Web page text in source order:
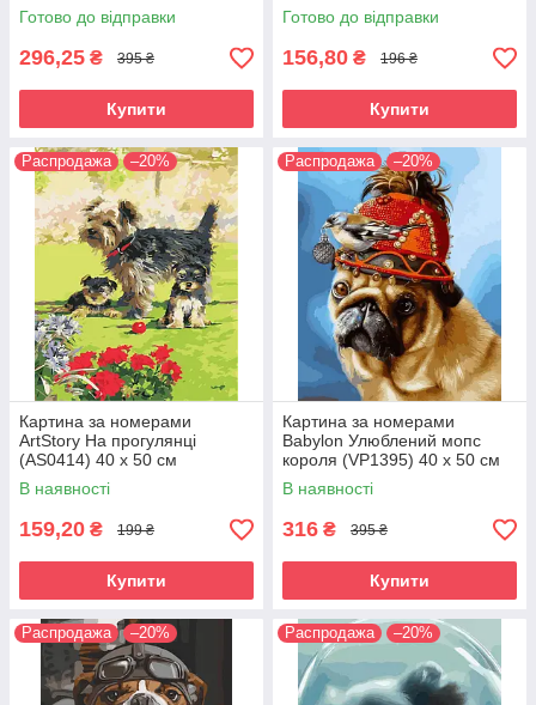
Готово до відправки
296,25 ₴ 395 ₴
Купити
Готово до відправки
156,80 ₴ 196 ₴
Купити
Распродажа –20%
Картина за номерами
ArtStory На прогулянці
(AS0414) 40 х 50 см
В наявності
159,20 ₴ 199 ₴
Купити
Распродажа –20%
Картина за номерами
Babylon Улюблений мопс
короля (VP1395) 40 х 50 см
В наявності
316 ₴ 395 ₴
Купити
Распродажа –20% Распродажа –20%